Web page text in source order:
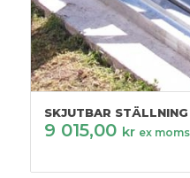
SKJUTBAR
9 015,00 kr ex moms